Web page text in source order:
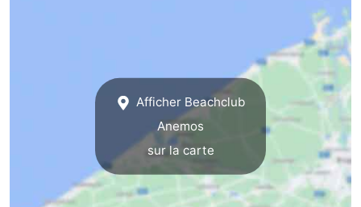
Nature
Flandre-
Afficher Beachclub
Anemos
sur la carte